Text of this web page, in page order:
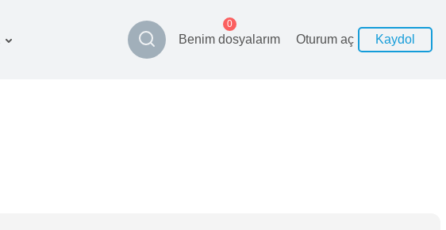
Benim dosyalarım
0
Oturum aç Kaydol